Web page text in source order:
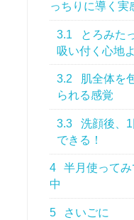
っちりに導く実
3.1
とろみた
吸い付く心地
3.2
肌全体を
られる感覚
3.3
洗顔後、
できる！
4
半月使って
中
5 さいごに